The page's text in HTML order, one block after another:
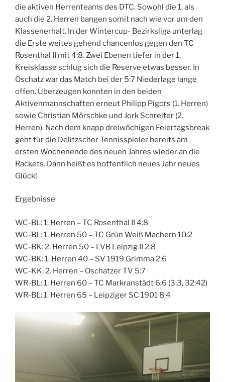
die aktiven Herrenteams des DTC. Sowohl die 1. als
auch die 2. Herren bangen somit nach wie vor um den
Klassenerhalt. In der Wintercup- Bezirksliga unterlag
die Erste weites gehend chancenlos gegen den TC
Rosenthal II mit 4:8. Zwei Ebenen tiefer in der 1.
Kreisklasse schlug sich die Reserve etwas besser. In
Oschatz war das Match bei der 5:7 Niederlage lange
offen. Überzeugen konnten in den beiden
Aktivenmannschaften erneut Philipp Pigors (1. Herren)
sowie Christian Mörschke und Jork Schreiter (2.
Herren). Nach dem knapp dreiwöchigen Feiertagsbreak
geht für die Delitzscher Tennisspieler bereits am
ersten Wochenende des neuen Jahres wieder an die
Rackets. Dann heißt es hoffentlich neues Jahr neues
Glück!
Ergebnisse
WC-BL: 1. Herren – TC Rosenthal II 4:8
WC-BL: 1. Herren 50 – TC Grün Weiß Machern 10:2
WC-BK: 2. Herren 50 – LVB Leipzig II 2:8
WC-BK: 1. Herren 40 – SV 1919 Grimma 2:6
WC-KK: 2. Herren – Oschatzer TV 5:7
WR-BL: 1. Herren 60 – TC Markranstädt 6:6 (3:3, 32:42)
WR-BL: 1. Herren 65 – Leipziger SC 1901 8:4